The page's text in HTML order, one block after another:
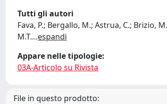
Tutti gli autori
Fava, P.; Bergallo, M.; Astrua, C.; Brizio,
M.T....espandi
Appare nelle tipologie:
03A-Articolo su Rivista
File in questo prodotto: